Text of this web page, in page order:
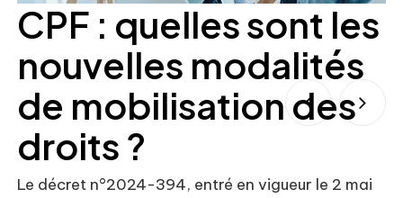
CPF : quelles sont les
nouvelles modalités
de mobilisation des
droits ?
Le décret n°2024-394, entré en vigueur le 2 mai